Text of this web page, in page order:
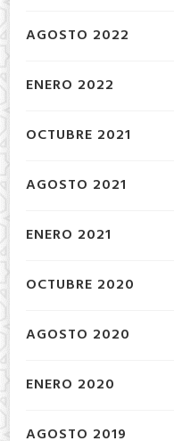
AGOSTO 2022
ENERO 2022
OCTUBRE 2021
AGOSTO 2021
ENERO 2021
OCTUBRE 2020
AGOSTO 2020
ENERO 2020
AGOSTO 2019